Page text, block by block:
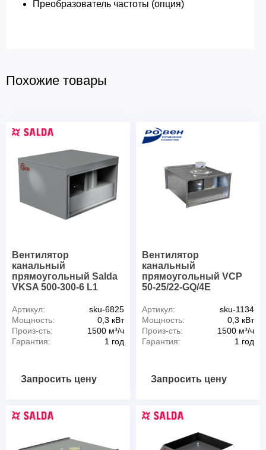
Преобразователь частоты (опция)
Похожие товары
Вентилятор
канальный
прямоугольный Salda
VKSA 500-300-6 L1
Артикул:
sku-6825
Мощность:
0,3 кВт
Произ-сть:
1500 м³/ч
Гарантия:
1 год
Запросить цену
Вентилятор
канальный
прямоугольный VCP
50-25/22-GQ/4E
Артикул:
sku-1134
Мощность:
0,3 кВт
Произ-сть:
1500 м³/ч
Гарантия:
1 год
Запросить цену